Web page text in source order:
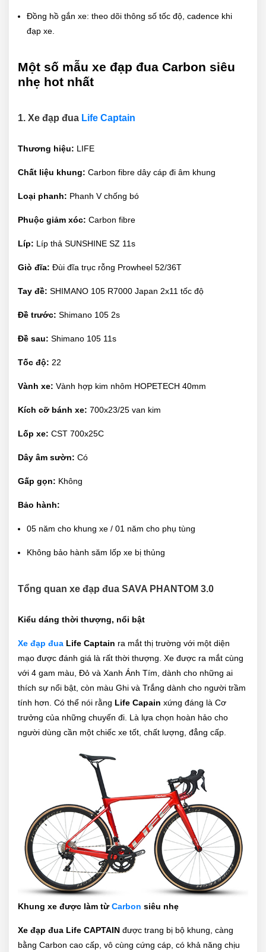
Đồng hồ gắn xe: theo dõi thông số tốc độ, cadence khi
đạp xe.
Một số mẫu xe đạp đua Carbon siêu
nhẹ hot nhất
1. Xe đạp đua Life Captain
Thương hiệu: LIFE
Chất liệu khung: Carbon fibre dây cáp đi âm khung
Loại phanh: Phanh V chống bó
Phuộc giảm xóc: Carbon fibre
Líp: Líp thả SUNSHINE SZ 11s
Giò đĩa: Đùi đĩa trục rỗng Prowheel 52/36T
Tay đề: SHIMANO 105 R7000 Japan 2x11 tốc độ
Đề trước: Shimano 105 2s
Đề sau: Shimano 105 11s
Tốc độ: 22
Vành xe: Vành hợp kim nhôm HOPETECH 40mm
Kích cỡ bánh xe: 700x23/25 van kim
Lốp xe: CST 700x25C
Dây âm sườn: Có
Gấp gọn: Không
Bảo hành:
05 năm cho khung xe / 01 năm cho phụ tùng
Không bảo hành săm lốp xe bị thủng
Tổng quan xe đạp đua SAVA PHANTOM 3.0
Kiểu dáng thời thượng, nổi bật
Xe đạp đua Life Captain ra mắt thị trường với một diện
mạo được đánh giá là rất thời thượng. Xe được ra mắt cùng
với 4 gam màu, Đỏ và Xanh Ánh Tím, dành cho những ai
thích sự nổi bật, còn màu Ghi và Trắng dành cho người trầm
tính hơn. Có thể nói rằng Life Capain xứng đáng là Cơ
trưởng của những chuyến đi. Là lựa chọn hoàn hảo cho
người dùng cần một chiếc xe tốt, chất lượng, đẳng cấp.
Khung xe được làm từCarbon siêu nhẹ
Xe đạp đua Life CAPTAIN được trang bị bộ khung, càng
bằng Carbon cao cấp, vô cùng cứng cáp, có khả năng chịu